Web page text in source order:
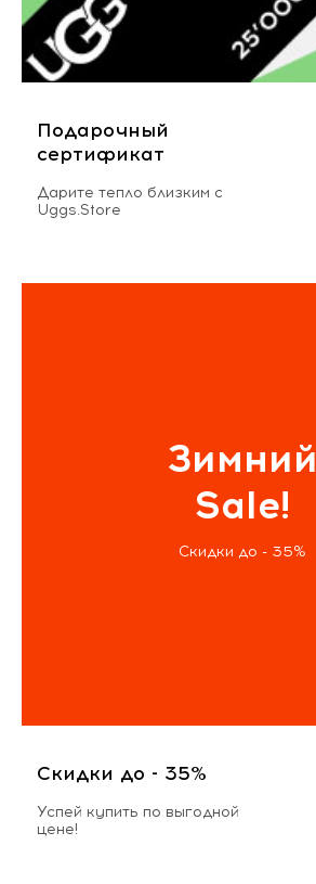
Подарочный
сертификат
Дарите тепло близким с
Uggs.Store
Зимний
Sale!
Скидки до - 35%
Скидки до - 35%
Успей купить по выгодной
цене!